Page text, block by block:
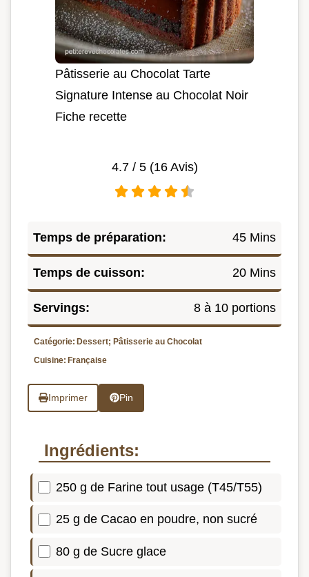
Pâtisserie au Chocolat Tarte
Signature Intense au Chocolat Noir
Fiche recette
4.7/ 5 (16Avis)
Temps de préparation: 45 Mins
Temps de cuisson: 20 Mins
Servings: 8 à 10 portions
Catégorie: Dessert; Pâtisserie au Chocolat
Cuisine: Française
Imprimer Pin
Ingrédients:
250 g de Farine tout usage (T45/T55)
25 g de Cacao en poudre, non sucré
80 g de Sucre glace